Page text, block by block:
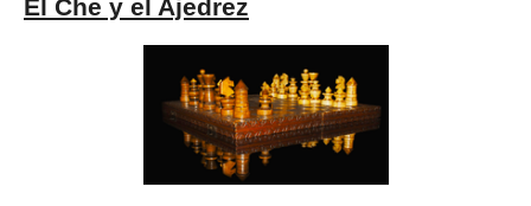
El Che y el Ajedrez